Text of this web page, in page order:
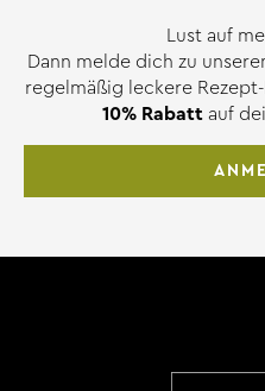
Lust auf
Dann melde dich zu
regelmäßig leckere
10% Rabatt auf